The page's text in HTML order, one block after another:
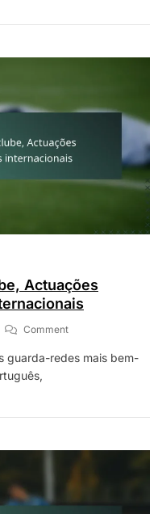
Juvenil,
Pessoais
Actuações
CommentOn
Baía:
Actuações
Contribuições
guarda-redes mais bem-